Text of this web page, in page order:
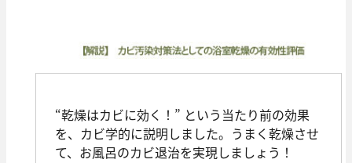
“乾燥はカビに効く！” という当たり前の効果
を、カビ学的に説明しました。うまく乾燥させ
て、お風呂のカビ退治を実現しましょう！